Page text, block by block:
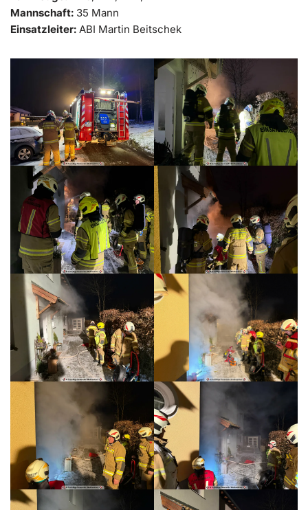
Mannschaft: 35 Mann
Einsatzleiter: ABI Martin Beitschek